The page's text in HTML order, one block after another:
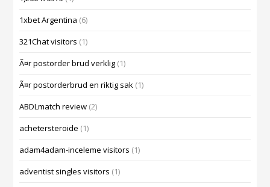
1xbet Argentina (6)
321Chat visitors (1)
Ã¤r postorder brud verklig (1)
Ã¤r postorderbrud en riktig sak (1)
ABDLmatch review (2)
achetersteroide (1)
adam4adam-inceleme visitors (1)
adventist singles visitors (1)